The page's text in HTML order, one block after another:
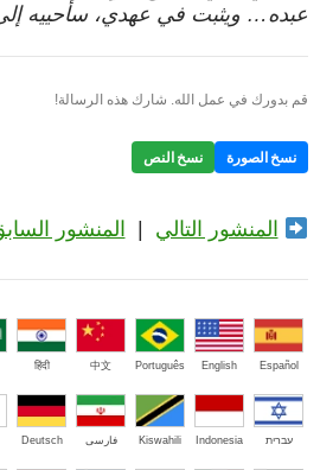
عبده… ويثبت في عهدي، سأحييه
قم بدورك في عمل الله. شارك هذه الرسالة!
نسخ الصورة نسخ النص
المنشور التالي المنشور
Español
English
Português
中文
हिंदी
עברית Indonesia
Kiswahili فارسی Deutsch